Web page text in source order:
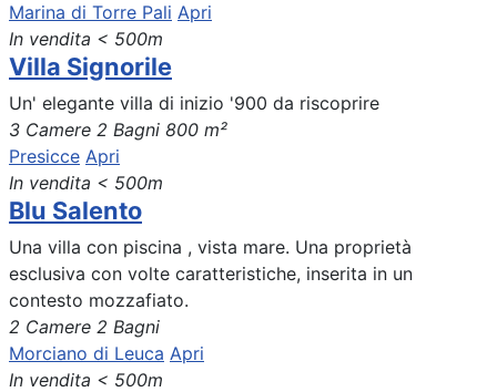
Marina di Torre Pali Apri
In vendita < 500m
Villa Signorile
Un' elegante villa di inizio '900 da riscoprire
3 Camere 2 Bagni 800 m²
Presicce Apri
In vendita < 500m
Blu Salento
Una villa con piscina , vista mare. Una proprietà
esclusiva con volte caratteristiche, inserita in un
contesto mozzafiato.
2 Camere 2 Bagni
Morciano di Leuca Apri
In vendita < 500m